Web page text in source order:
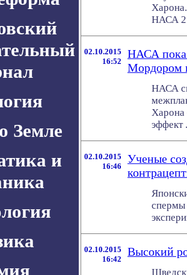
Земле
и
НАСА
02.10.2015
16:52
НАСА
Мордором
НАСА
Харона
эффект
02.10.2015
16:46
Ученые
спермы
02.10.2015
16:42
Высокий